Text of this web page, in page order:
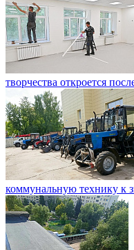
творчества откроется
коммунальную технику к